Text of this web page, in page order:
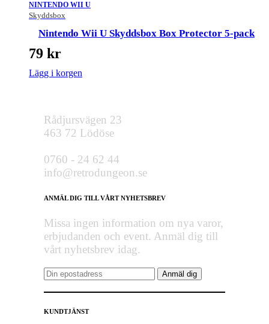
NINTENDO WII U
Skyddsbox
Nintendo Wii U Skyddsbox Box Protector 5-pack
79 kr
Lägg i korgen
Rådjursvägen 23
463 72 Lödöse
0760 - 24 62 44
info@retrodungeon.se
ANMÄL DIG TILL VÅRT NYHETSBREV
Missa ingen information om nya varor,
erbjudanden och event. Anmäl dig till
vårt nyhetsbrev idag.
KUNDTJÄNST